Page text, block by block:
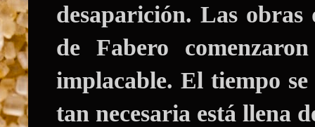
desaparición. Las
de Fabero
implacable. El tiempo
tan necesaria está llena